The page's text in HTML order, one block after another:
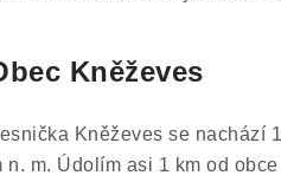
Kněževes
Kněževes se nachází
n. m. Údolím asi 1 km od